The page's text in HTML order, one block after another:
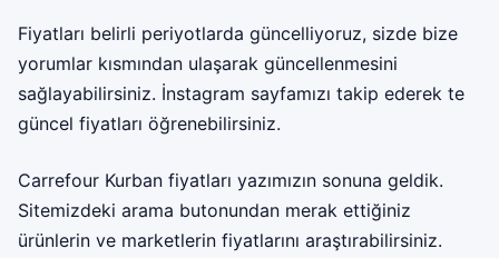
Fiyatları belirli periyotlarda güncelliyoruz, sizde bize
yorumlar kısmından ulaşarak güncellenmesini
sağlayabilirsiniz. İnstagram sayfamızı takip ederek te
güncel fiyatları öğrenebilirsiniz.
Carrefour Kurban fiyatları yazımızın sonuna geldik.
Sitemizdeki arama butonundan merak ettiğiniz
ürünlerin ve marketlerin fiyatlarını araştırabilirsiniz.